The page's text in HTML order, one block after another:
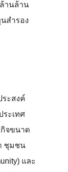
านล้าน
สำรอง
ระสงค์
ะเทศ
กิจขนาด
ชุมชน
และ